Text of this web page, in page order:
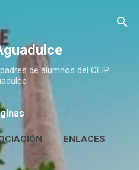
principal
de alumnos del CEIP
ENLACES
HUERTO ESCOLAR